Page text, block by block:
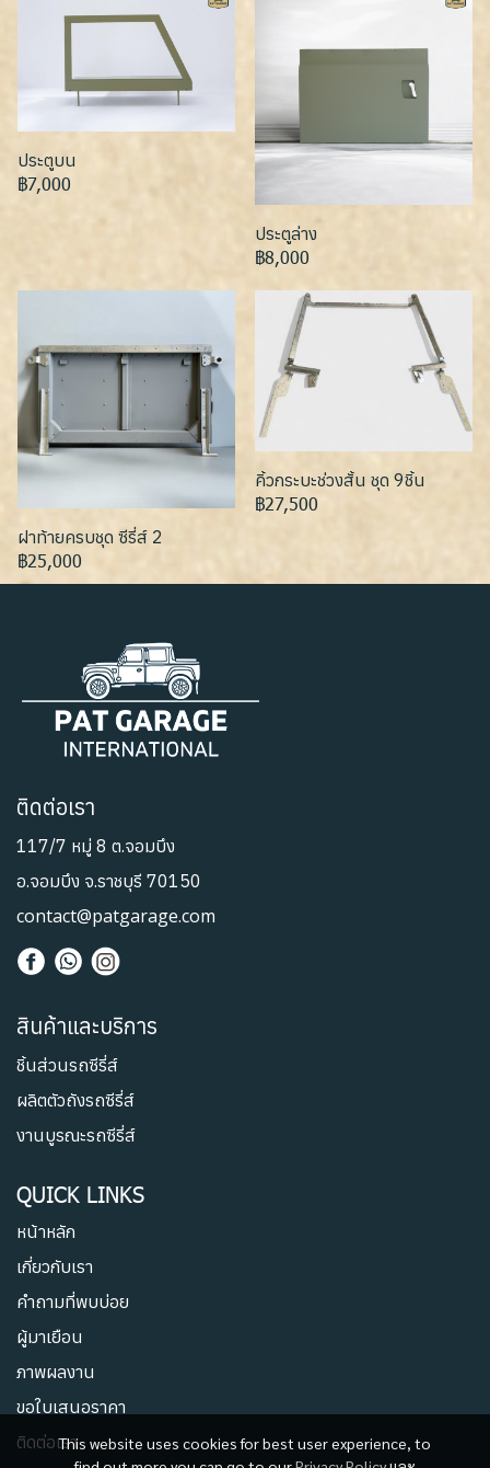
ประตูบน
฿7,000
ประตูล่าง
฿8,000
ฝาท้ายครบชุด ซีรี่ส์ 2
฿25,000
คิ้วกระบะช่วงสั้น ชุด 9ชิ้น
฿27,500
This website uses cookies for best user experience, to
ติดต่อเรา
117/7 หมู่ 8 ต.จอมบึง
อ.จอมบึง จ.ราชบุรี 70150
contact@patgarage.com
สินค้าและบริการ
ชิ้นส่วนรถซีรี่ส์
ผลิตตัวถังรถซีรี่ส์
งานบูรณะรถซีรี่ส์
QUICK LINKS
หน้าหลัก
เกี่ยวกับเรา
คำถามที่พบบ่อย
ผู้มาเยือน
ภาพผลงาน
ขอใบเสนอราคา
ติดต่อเรา